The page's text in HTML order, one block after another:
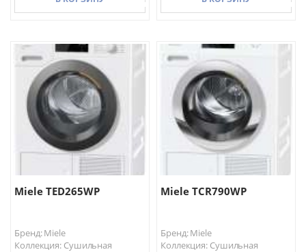
В КОРЗИНУ В КОРЗИНУ
Miele TED265WP
Бренд: Miele
Коллекция: Сушильная
Miele TCR790WP
Бренд: Miele
Коллекция: Сушильная